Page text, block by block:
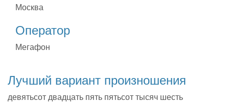
Москва
Оператор
Мегафон
Лучший вариант произношения
девятьсот двадцать пять пятьсот тысяч шесть